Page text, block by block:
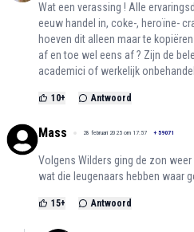
Wat een verassing ! Alle
eeuw handel in, coke-, heroïne-
hoeven dit alleen maar te
af en toe wel eens af ? Zijn de
academici of werkelijk
10+ Antwoord
Mass 28 februari 2025 om 17:57 + 59071
Volgens Wilders ging de zon
wat die leugenaars hebben waar
15+ Antwoord